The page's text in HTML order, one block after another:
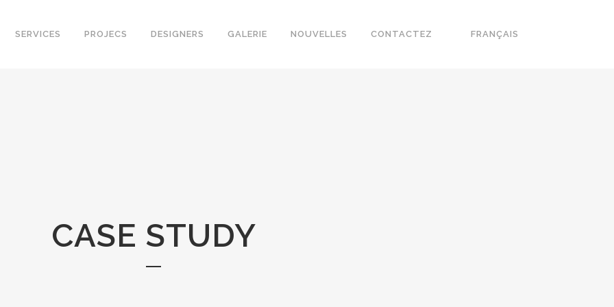
SERVICES PROJECS DESIGNERS GALERIE NOUVELLES CONTACTEZ FRANÇAIS
CASE STUDY